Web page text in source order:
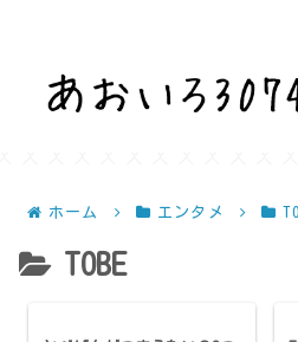
ホーム エンタメ
TOBE